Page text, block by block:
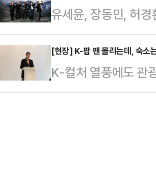
등 쟁쟁한 솔로 라인
해야 대중에게도 그
다.28일 오후 서울
름’(FEELM) 발매
팀의 또 다른 결을 보
(Feel)과…
유세윤, 장동민, 허
다.'최우수산'은 산속
쟁을 펼치는 산(山)
상을 두고 유쾌한 접
받고 있다.28일 서
[현장] K-팝 팬 몰리는데, 숙소
K-컬처 열풍에도 관
운 방한 수요가 급증